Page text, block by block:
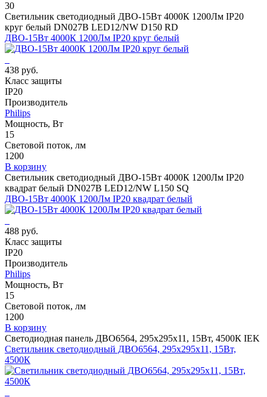
30
Светильник светодиодный ДВО-15Вт 4000К 1200Лм IP20
круг белый DN027B LED12/NW D150 RD
ДВО-15Вт 4000К 1200Лм IP20 круг белый
438 руб.
Класс защиты
IP20
Производитель
Philips
Мощность, Вт
15
Световой поток, лм
1200
В корзину
Светильник светодиодный ДВО-15Вт 4000К 1200Лм IP20
квадрат белый DN027B LED12/NW L150 SQ
ДВО-15Вт 4000К 1200Лм IP20 квадрат белый
488 руб.
Класс защиты
IP20
Производитель
Philips
Мощность, Вт
15
Световой поток, лм
1200
В корзину
Светодиодная панель ДВО6564, 295х295х11, 15Вт, 4500К IEK
Светильник светодиодный ДВО6564, 295х295х11, 15Вт,
4500К